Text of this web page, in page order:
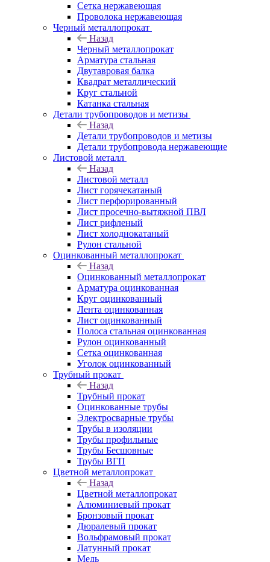
Сетка нержавеющая
Проволока нержавеющая
Черный металлопрокат
Назад
Черный металлопрокат
Арматура стальная
Двутавровая балка
Квадрат металлический
Круг стальной
Катанка стальная
Детали трубопроводов и метизы
Назад
Детали трубопроводов и метизы
Детали трубопровода нержавеющие
Листовой металл
Назад
Листовой металл
Лист горячекатаный
Лист перфорированный
Лист просечно-вытяжной ПВЛ
Лист рифленый
Лист холоднокатаный
Рулон стальной
Оцинкованный металлопрокат
Назад
Оцинкованный металлопрокат
Арматура оцинкованная
Круг оцинкованный
Лента оцинкованная
Лист оцинкованный
Полоса стальная оцинкованная
Рулон оцинкованный
Сетка оцинкованная
Уголок оцинкованный
Трубный прокат
Назад
Трубный прокат
Оцинкованные трубы
Электросварные трубы
Трубы в изоляции
Трубы профильные
Трубы Бесшовные
Трубы ВГП
Цветной металлопрокат
Назад
Цветной металлопрокат
Алюминиевый прокат
Бронзовый прокат
Дюралевый прокат
Вольфрамовый прокат
Латунный прокат
Медь